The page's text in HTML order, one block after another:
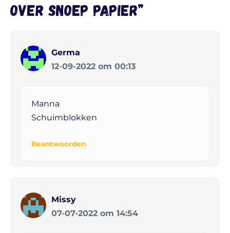
over snoep papier”
Germa
12-09-2022 om 00:13
Manna
Schuimblokken
Beantwoorden
Missy
07-07-2022 om 14:54